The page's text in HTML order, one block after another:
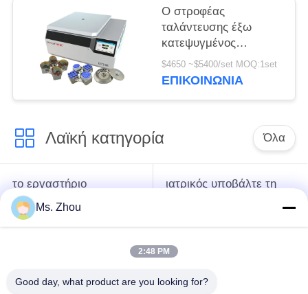
Ο στροφέας
ταλάντευσης έξω
κατεψυγμένος
υποβάλλει τη μηχανή
CHT210R 4*750ml σε
$4650 ~$5400/set MOQ:1set
ΕΠΙΚΟΙΝΩΝΊΑ
Λαϊκή κατηγορία Όλα
το εργαστήριο
υποβάλλει τη μηχανή
σε φυγοκέντρωση
ιατρικός υποβάλτε τη
σε φυγοκέντρωση
κατεψυγμένος
σε φυγοκέντρωση
Ms. Zhou
2:48 PM
Good day, what product are you looking for?